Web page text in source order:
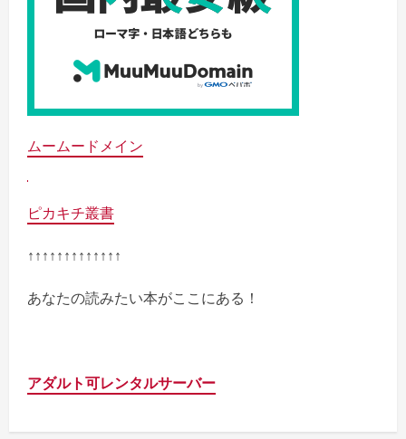
ムームードメイン
ピカキチ叢書
↑↑↑↑↑↑↑↑↑↑↑↑↑
あなたの読みたい本がここにある！
アダルト可レンタルサーバー